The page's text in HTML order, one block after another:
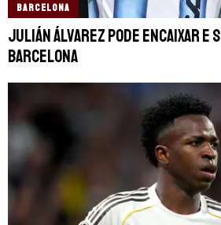
BARCELONA
Julián Álvarez pode encaixar
Barcelona